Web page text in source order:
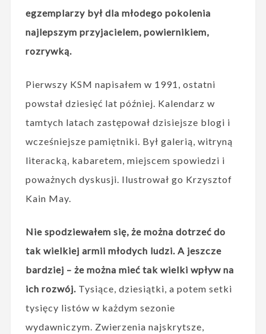
egzemplarzy był dla młodego pokolenia
najlepszym przyjacielem, powiernikiem,
rozrywką.
Pierwszy KSM napisałem w 1991, ostatni
powstał dziesięć lat później. Kalendarz w
tamtych latach zastępował dzisiejsze blogi i
wcześniejsze pamiętniki. Był galerią, witryną
literacką, kabaretem, miejscem spowiedzi i
poważnych dyskusji. Ilustrował go Krzysztof
Kain May.
Nie spodziewałem się, że można dotrzeć do
tak wielkiej armii młodych ludzi. A jeszcze
bardziej – że można mieć tak wielki wpływ na
ich rozwój. Tysiące, dziesiątki, a potem setki
tysięcy listów w każdym sezonie
wydawniczym. Zwierzenia najskrytsze,